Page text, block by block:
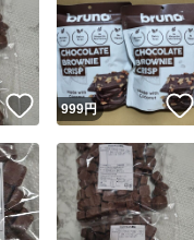
いいね！
999円